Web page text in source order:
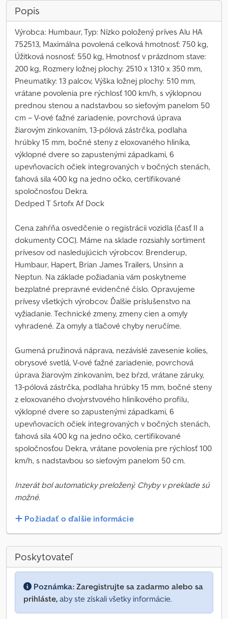
Popis
Výrobca: Humbaur, Typ: Nízko položený príves Alu HA
752513, Maximálna povolená celková hmotnosť: 750 kg,
Úžitková nosnosť: 550 kg, Hmotnosť v prázdnom stave:
200 kg, Rozmery ložnej plochy: 2510 x 1310 x 350 mm,
Pneumatiky: 13 palcov, Výška ložnej plochy: 510 mm,
vrátane povolenia pre rýchlosť 100 km/h, s výklopnou
prednou stenou a nadstavbou so sieťovým panelom 50
cm – V-ové ťažné zariadenie, povrchová úprava
žiarovým zinkovaním, 13-pólová zástrčka, podlaha
hrúbky 15 mm, bočné steny z eloxovaného hliníka,
výklopné dvere so zapustenými západkami, 6
upevňovacích očiek integrovaných v bočných stenách,
ťahová sila 400 kg na jedno očko, certifikované
spoločnosťou Dekra.
Dedped T Srtofx Af Dock
Cena zahŕňa osvedčenie o registrácii vozidla (časť II a
dokumenty COC). Máme na sklade rozsiahly sortiment
prívesov od nasledujúcich výrobcov: Brenderup,
Humbaur, Hapert, Brian James Trailers, Unsinn a
Neptun. Na základe požiadania vám poskytneme
bezplatné prepravné evidenčné číslo. Opravujeme
prívesy všetkých výrobcov. Ďalšie príslušenstvo na
vyžiadanie. Technické zmeny, zmeny cien a omyly
vyhradené. Za omyly a tlačové chyby neručíme.
Gumená pružinová náprava, nezávislé zavesenie kolies,
obrysové svetlá, V-ové ťažné zariadenie, povrchová
úprava žiarovým zinkovaním, bez bŕzd, vrátane záruky,
13-pólová zástrčka, podlaha hrúbky 15 mm, bočné steny
z eloxovaného dvojvrstvového hliníkového profilu,
výklopné dvere so zapustenými západkami, 6
upevňovacích očiek integrovaných v bočných stenách,
ťahová sila 400 kg na jedno očko, certifikované
spoločnosťou Dekra, vrátane povolenia pre rýchlosť 100
km/h, s nadstavbou so sieťovým panelom 50 cm.
Inzerát bol automaticky preložený. Chyby v preklade sú
možné.
Požiadať o ďalšie informácie
Poskytovateľ
Poznámka: Zaregistrujte sa zadarmo alebo sa
prihláste, aby ste získali všetky informácie.